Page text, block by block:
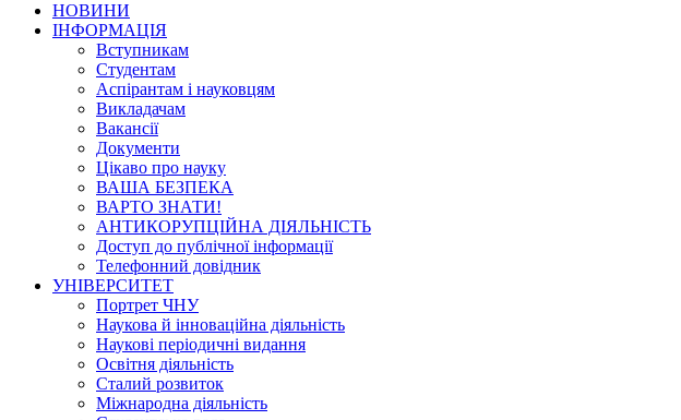
НОВИНИ
ІНФОРМАЦІЯ
Вступникам
Студентам
Аспірантам і науковцям
Викладачам
Вакансії
Документи
Цікаво про науку
ВАША БЕЗПЕКА
ВАРТО ЗНАТИ!
АНТИКОРУПЦІЙНА ДІЯЛЬНІСТЬ
Доступ до публічної інформації
Телефонний довідник
УНІВЕРСИТЕТ
Портрет ЧНУ
Наукова й інноваційна діяльність
Наукові періодичні видання
Освітня діяльність
Сталий розвиток
Міжнародна діяльність